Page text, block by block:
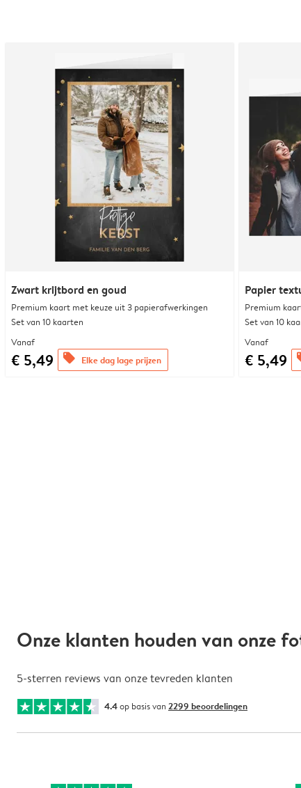
Zwart krijtbord en goud
Premium kaart met keuze uit 3 papierafwerkingen
Set van 10 kaarten
Vanaf
€ 5,49 offers Elke dag lage prijzen
Papier
Premium
Set van 10
Vanaf
€ 5,49
Onze klanten houden van onze
5-sterren reviews van onze tevreden klanten
4.4op basis van 2299 beoordelingen